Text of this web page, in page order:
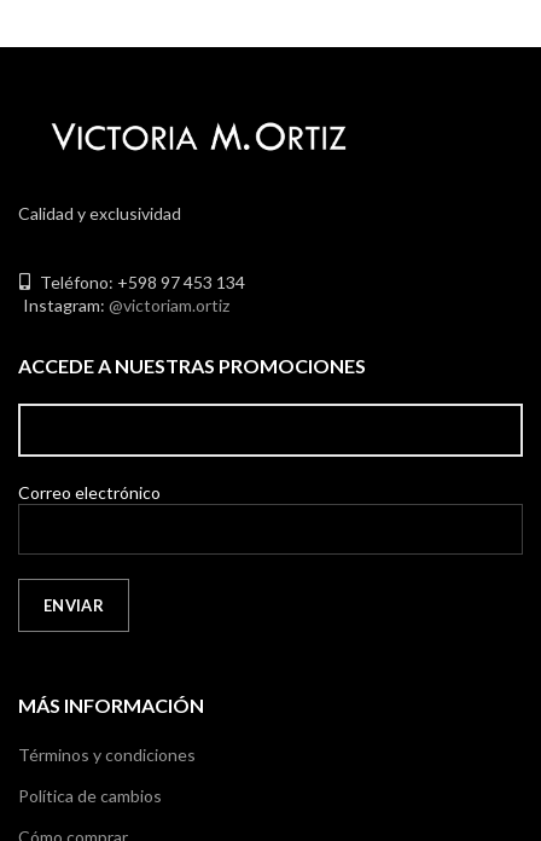
Calidad y exclusividad
Teléfono: +598 97 453 134
Instagram: @victoriam.ortiz
ACCEDE A NUESTRAS PROMOCIONES
Correo electrónico
MÁS INFORMACIÓN
Términos y condiciones
Política de cambios
Cómo comprar